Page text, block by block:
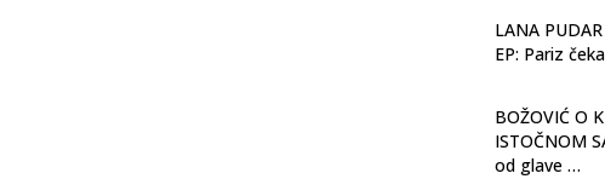
LANA
EP: Pariz
BOŽOVIĆ O
ISTOČNOM
od glave …